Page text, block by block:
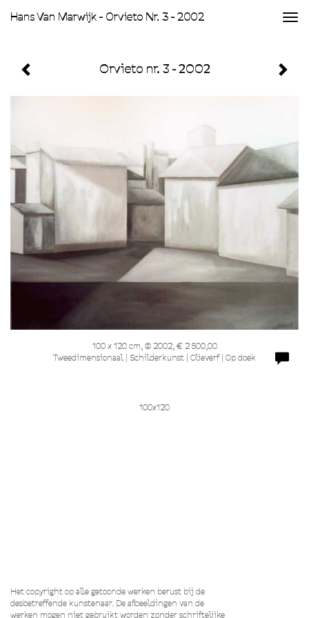
Hans Van Marwijk - Orvieto Nr. 3 - 2002
Orvieto nr. 3 - 2002
100 x 120 cm, © 2002, € 2 500,00
Tweedimensionaal | Schilderkunst | Olieverf | Op doek
100x120
Het copyright op alle getoonde werken berust bij de
desbetreffende kunstenaar. De afbeeldingen van de
werken mogen niet gebruikt worden zonder schriftelijke